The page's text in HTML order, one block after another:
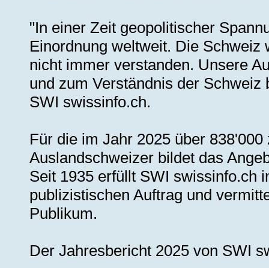
"In einer Zeit geopolitischer
Einordnung weltweit. Die
nicht immer verstanden. Unsere
und zum Verständnis der
SWI swissinfo.ch.
Für die im Jahr 2025 über
Auslandschweizer bildet das
Seit 1935 erfüllt SWI swissinfo.ch
publizistischen Auftrag und
Publikum.
Der Jahresbericht 2025 von SWI